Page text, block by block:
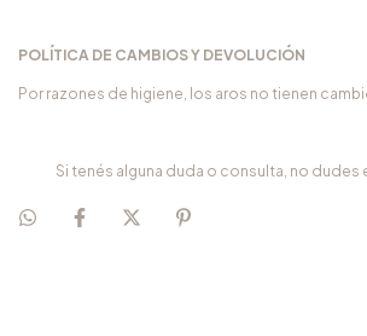
POLÍTICA DE CAMBIOS Y DEVOLUCIÓN
Por razones de higiene, los aros no tienen
Si tenés alguna duda o consulta, no